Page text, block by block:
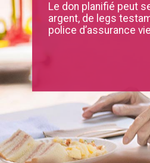
Le don planifié peut
argent, de legs
police d’assurance